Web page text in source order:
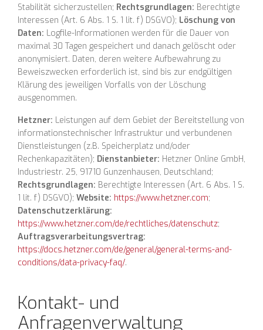
Stabilität sicherzustellen; Rechtsgrundlagen: Berechtigte
Interessen (Art. 6 Abs. 1 S. 1 lit. f) DSGVO); Löschung von
Daten: Logfile-Informationen werden für die Dauer von
maximal 30 Tagen gespeichert und danach gelöscht oder
anonymisiert. Daten, deren weitere Aufbewahrung zu
Beweiszwecken erforderlich ist, sind bis zur endgültigen
Klärung des jeweiligen Vorfalls von der Löschung
ausgenommen.
Hetzner: Leistungen auf dem Gebiet der Bereitstellung von
informationstechnischer Infrastruktur und verbundenen
Dienstleistungen (z.B. Speicherplatz und/oder
Rechenkapazitäten); Dienstanbieter: Hetzner Online GmbH,
Industriestr. 25, 91710 Gunzenhausen, Deutschland;
Rechtsgrundlagen: Berechtigte Interessen (Art. 6 Abs. 1 S.
1 lit. f) DSGVO); Website: https://www.hetzner.com;
Datenschutzerklärung:
https://www.hetzner.com/de/rechtliches/datenschutz;
Auftragsverarbeitungsvertrag:
https://docs.hetzner.com/de/general/general-terms-and-
conditions/data-privacy-faq/.
Kontakt- und
Anfragenverwaltung